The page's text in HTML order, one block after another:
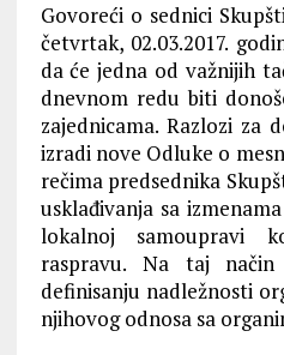
Govoreći o sednici
četvrtak, 02.03.2017.
da će jedna od važnijih
dnevnom redu biti
zajednicama. Razlozi za
izradi nove Odluke o
rečima predsednika
usklađivanja sa
lokalnoj samoupravi
raspravu. Na taj
definisanju nadležnosti
njihovog odnosa sa